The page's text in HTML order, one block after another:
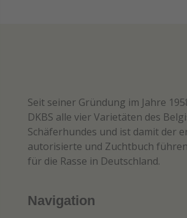
Seit seiner Gründung im Jahre
DKBS alle vier Varietäten des
Schäferhundes und ist damit der
autorisierte und Zuchtbuch
für die Rasse in Deutschland.
Navigation